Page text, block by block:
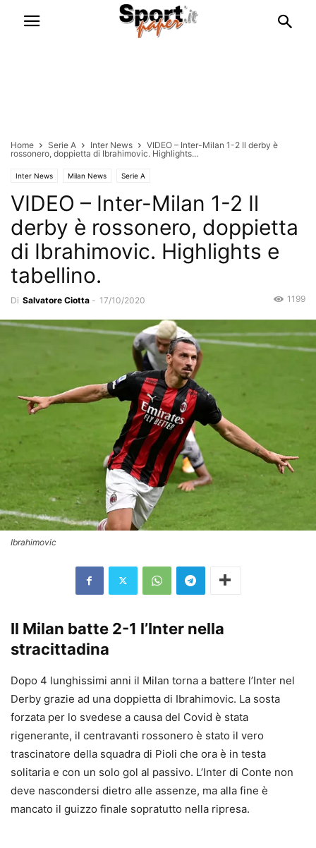
Home Serie A Inter News
VIDEO – Inter-Milan 1-2 Il derby è
rossonero, doppietta di Ibrahimovic. Highlights...
Inter News Milan News Serie A
VIDEO – Inter-Milan 1-2 Il
derby è rossonero, doppietta
di Ibrahimovic. Highlights e
tabellino.
Di Salvatore Ciotta - 17/10/2020 1199
Ibrahimovic
Il Milan batte 2-1 l’Inter nella
stracittadina
Dopo 4 lunghissimi anni il Milan torna a battere l’Inter nel
Derby grazie ad una doppietta di Ibrahimovic. La sosta
forzata per lo svedese a causa del Covid è stata
rigenerante, il centravanti rossonero è stato il vero
trascinatore della squadra di Pioli che ora è in testa
solitaria e con un solo gol al passivo. L’Inter di Conte non
deve nascondersi dietro alle assenze, ma alla fine è
mancato il guizzo finale sopratutto nella ripresa.